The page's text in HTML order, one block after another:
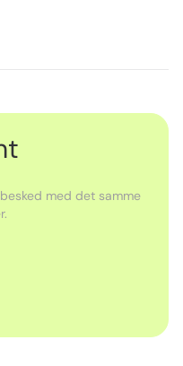
med det samme